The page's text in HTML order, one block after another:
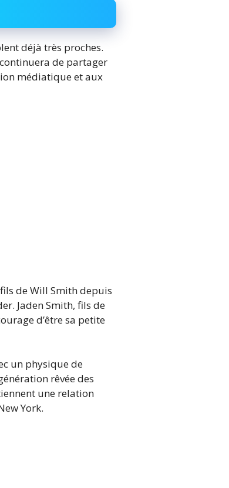
déjà très proches.
de partager
médiatique et aux
de Will Smith depuis
Jaden Smith, fils de
d’être sa petite
un physique de
rêvée des
une relation
York.